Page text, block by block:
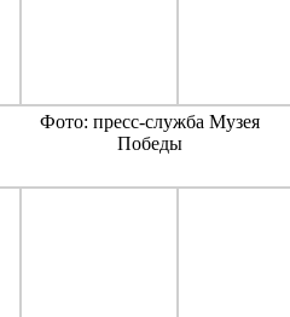
Фото: пресс-служба Музея
Победы